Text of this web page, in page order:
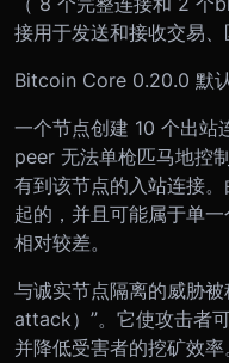
接用于发送和接收交易、
Bitcoin Core 0.20.0 默
一个节点创建 10 个出站
peer 无法单枪匹马地控
有到该节点的入站连接
起的，并且可能属于单
相对较差。
与诚实节点隔离的威胁
attack）”。它使攻击者
并降低受害者的挖矿效